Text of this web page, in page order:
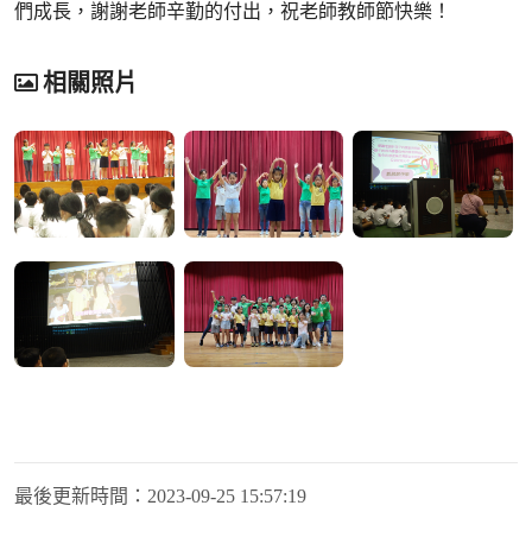
們成長，謝謝老師辛勤的付出，祝老師教師節快樂！
相關照片
最後更新時間： 2023-09-25 15:57:19